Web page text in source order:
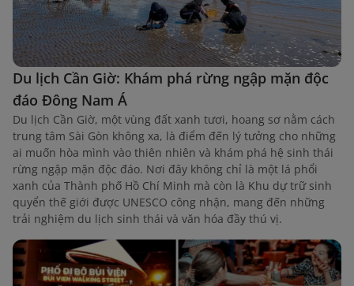
Du lịch Cần Giờ: Khám phá rừng ngập mặn độc
đáo Đông Nam Á
Du lịch Cần Giờ, một vùng đất xanh tươi, hoang sơ nằm cách
trung tâm Sài Gòn không xa, là điểm đến lý tưởng cho những
ai muốn hòa mình vào thiên nhiên và khám phá hệ sinh thái
rừng ngập mặn độc đáo. Nơi đây không chỉ là một lá phổi
xanh của Thành phố Hồ Chí Minh mà còn là Khu dự trữ sinh
quyển thế giới được UNESCO công nhận, mang đến những
trải nghiệm du lịch sinh thái và văn hóa đầy thú vị.